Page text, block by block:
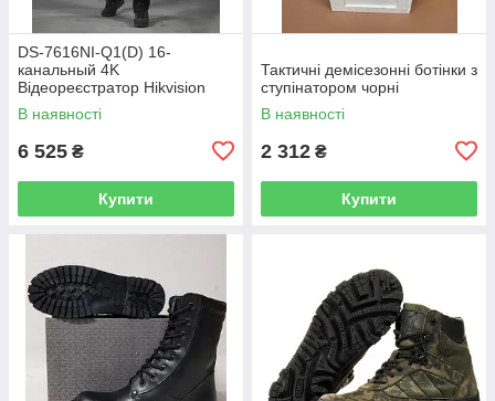
DS-7616NI-Q1(D) 16-
канальный 4K
Відеореєстратор Hikvision
В наявності
6 525 ₴
Купити
Тактичні демісезонні ботінки з
ступінатором чорні
В наявності
2 312 ₴
Купити